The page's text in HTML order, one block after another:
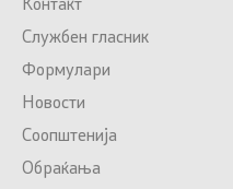
Контакт
Службен гласник
Формулари
Новости
Соопштенија
Обраќања